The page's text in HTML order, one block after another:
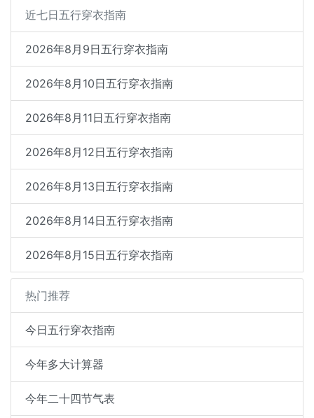
近七日五行穿衣指南
2026年8月9日五行穿衣指南
2026年8月10日五行穿衣指南
2026年8月11日五行穿衣指南
2026年8月12日五行穿衣指南
2026年8月13日五行穿衣指南
2026年8月14日五行穿衣指南
2026年8月15日五行穿衣指南
热门推荐
今日五行穿衣指南
今年多大计算器
今年二十四节气表